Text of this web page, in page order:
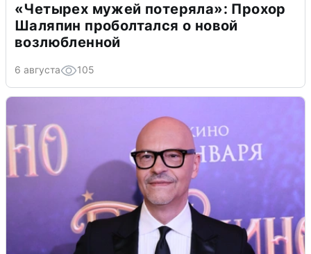
«Четырех мужей потеряла»: Прохор
Шаляпин проболтался о новой
возлюбленной
6 августа 105